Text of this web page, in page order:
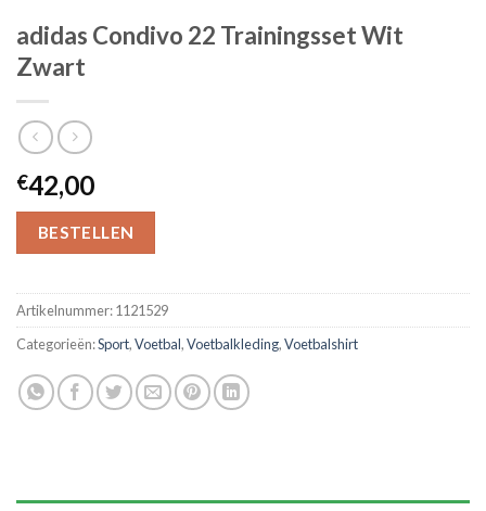
adidas Condivo 22 Trainingsset Wit
Zwart
€42,00
BESTELLEN
Artikelnummer:1121529
Categorieën:Sport,Voetbal,Voetbalkleding,Voetbalshirt